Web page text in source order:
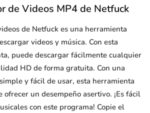
de Videos MP4 de Netfuck
de Netfuck es una herramienta
videos y música. Con esta
puede descargar fácilmente cualquier
HD de forma gratuita. Con una
y fácil de usar, esta herramienta
ofrecer un desempeño asertivo. ¡Es fácil
con este programa! Copie el